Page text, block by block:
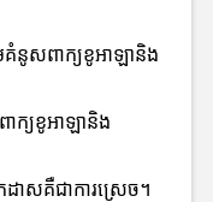
គំនូសពាក្យខូអាឡានិង
ាក្យខូអាឡានិង
ដាសគឺជាការស្រេច។